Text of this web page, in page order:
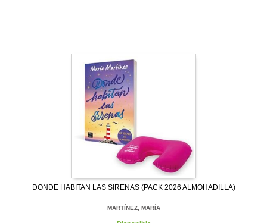
DONDE HABITAN LAS SIRENAS (PACK 2026 ALMOHADILLA)
MARTÍNEZ, MARÍA